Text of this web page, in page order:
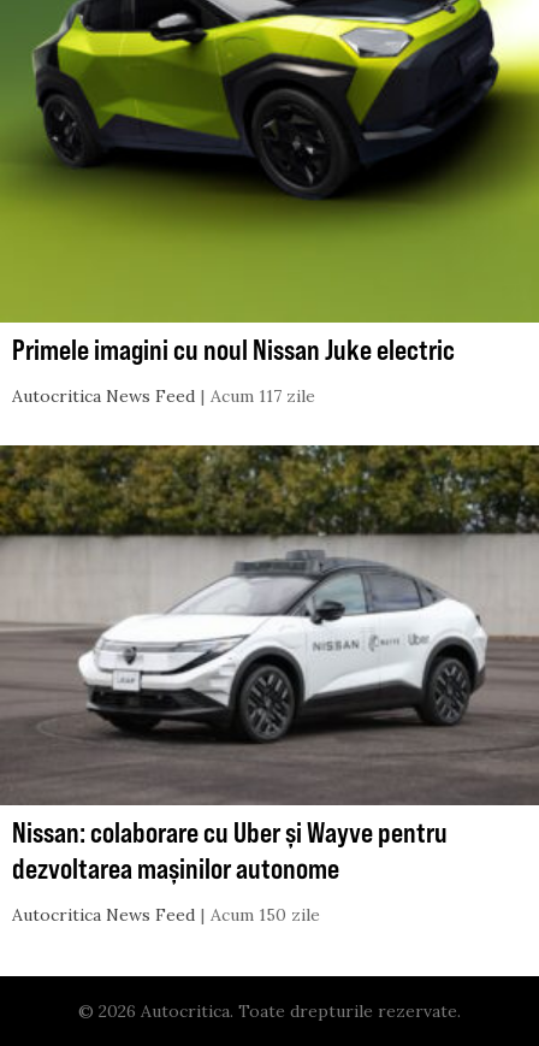
Primele imagini cu noul Nissan Juke electric
Autocritica News Feed Acum 117 zile
Nissan: colaborare cu Uber și Wayve pentru
dezvoltarea mașinilor autonome
Autocritica News Feed Acum 150 zile
© 2026 Autocritica. Toate drepturile rezervate.